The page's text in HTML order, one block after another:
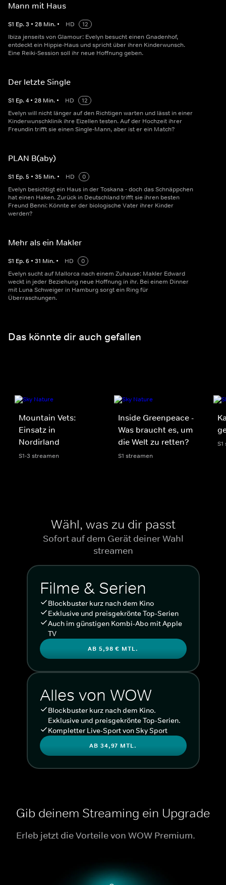
Mann mit Haus
S1 Ep.3 • 28 Min. • HD
12
Ibiza jenseits von Glamour: Evelyn besucht einen Gnadenhof,
entdeckt ein Hippie-Haus und spricht über ihren Kinderwunsch.
Eine Reiki-Session soll ihr neue Hoffnung geben.
Der letzte Single
S1 Ep.4 • 28 Min. • HD
12
Evelyn will nicht länger auf den Richtigen warten und lässt in einer
Kinderwunschklinik ihre Eizellen testen. Auf der Hochzeit ihrer
Freundin trifft sie einen Single-Mann, aber ist er ein Match?
PLAN B(aby)
S1 Ep.5 • 35 Min. • HD
0
Evelyn besichtigt ein Haus in der Toskana - doch das Schnäppchen
hat einen Haken. Zurück in Deutschland trifft sie ihren besten
Freund Benni: Könnte er der biologische Vater ihrer Kinder
werden?
Mehr als ein Makler
S1 Ep.6 • 31 Min. • HD
0
Evelyn sucht auf Mallorca nach einem Zuhause: Makler Edward
weckt in jeder Beziehung neue Hoffnung in ihr. Bei einem Dinner
mit Luna Schweiger in Hamburg sorgt ein Ring für
Überraschungen.
Das könnte dir auch gefallen
Mountain Vets:
Einsatz in
Nordirland
S1-3 streamen
Inside Greenpeace -
Was braucht es, um
die Welt zu retten?
S1 streamen
Wähl, was zu dir passt
Sofort auf dem Gerät deiner Wahl
streamen
Filme & Serien
Blockbuster kurz nach dem Kino
Exklusive und preisgekrönte Top-Serien
Auch im günstigen Kombi-Abo mit Apple
TV
AB 5,98 € MTL.
Alles von WOW
Blockbuster kurz nach dem Kino.
Exklusive und preisgekrönte Top-Serien.
Kompletter Live-Sport von Sky Sport
AB 34,97 MTL.
Gib deinem Streaming ein Upgrade
Erleb jetzt die Vorteile von WOW Premium.